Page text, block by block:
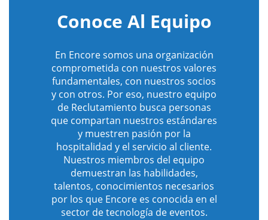
Conoce Al Equipo
En Encore somos una organización
comprometida con nuestros valores
fundamentales, con nuestros socios
y con otros. Por eso, nuestro equipo
de Reclutamiento busca personas
que compartan nuestros estándares
y muestren pasión por la
hospitalidad y el servicio al cliente.
Nuestros miembros del equipo
demuestran las habilidades,
talentos, conocimientos necesarios
por los que Encore es conocida en el
sector de tecnología de eventos.